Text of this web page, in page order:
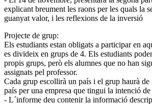
explicant breument les raons per les quals la
guanyat valor, i les reflexions de la inversió
Projecte de grup:
Els estudiants estan obligats a participar en
es divideix en grups de 4. Els estudiants
propis grups, però els alumnes que no han
assignats pel professor.
Cada grup escollirà un país i el grup haurà
país per una empresa que tingui la intenció
- L´informe deu contenir la informació